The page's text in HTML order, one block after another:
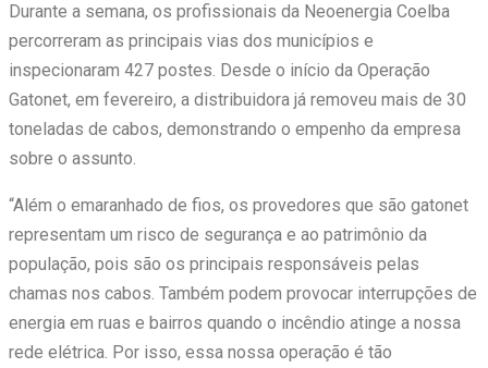
Durante a semana, os profissionais da Neoenergia Coelba
percorreram as principais vias dos municípios e
inspecionaram 427 postes. Desde o início da Operação
Gatonet, em fevereiro, a distribuidora já removeu mais de 30
toneladas de cabos, demonstrando o empenho da empresa
sobre o assunto.
“Além o emaranhado de fios, os provedores que são gatonet
representam um risco de segurança e ao patrimônio da
população, pois são os principais responsáveis pelas
chamas nos cabos. Também podem provocar interrupções de
energia em ruas e bairros quando o incêndio atinge a nossa
rede elétrica. Por isso, essa nossa operação é tão